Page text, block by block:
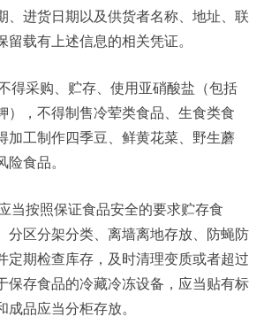
、进货日期以及供货者名称、地址、联
留载有上述信息的相关凭证。
采购、贮存、使用亚硝酸盐（包括
），不得制售冷荤类食品、生食类食
加工制作四季豆、鲜黄花菜、野生蘑
险食品。
按照保证食品安全的要求贮存食
分区分架分类、离墙离地存放、防蝇防
定期检查库存，及时清理变质或者超过
保存食品的冷藏冷冻设备，应当贴有标
品应当分柜存放。